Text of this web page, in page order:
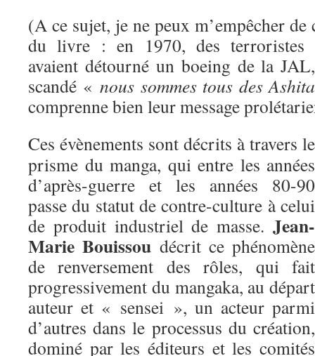
(A ce sujet, je ne peux m’empêcher de
du livre : en 1970, des terroristes
avaient détourné un boeing de la
scandé «nous sommes tous des
comprenne bien leur message
Ces évènements sont décrits à travers le
prisme du manga, qui entre les années
d’après-guerre et les années 80-90
passe du statut de contre-culture à celui
de produit industriel de masse. Jean-
Marie Bouissou décrit ce phénomène
de renversement des rôles, qui fait
progressivement du mangaka, au départ
auteur et « sensei », un acteur parmi
d’autres dans le processus du création,
dominé par les éditeurs et les comités